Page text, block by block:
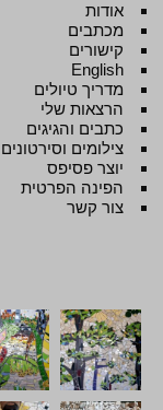
אודות
מכתבים
קישורים
English
מדריך טיולים
הרצאות שלי
כתבים והגיגים
צילומים וסירטונים
יוצר פסיפס
הפינה הפרטית
צור קשר